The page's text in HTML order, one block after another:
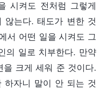
시켜도 전처럼 그렇게
않는다. 태도가 변한 것
서 어떤 일을 시켜도 그
의 일로 치부한다. 만약
을 크게 세워 준 것이다.
하자니 말이 안 되는 것